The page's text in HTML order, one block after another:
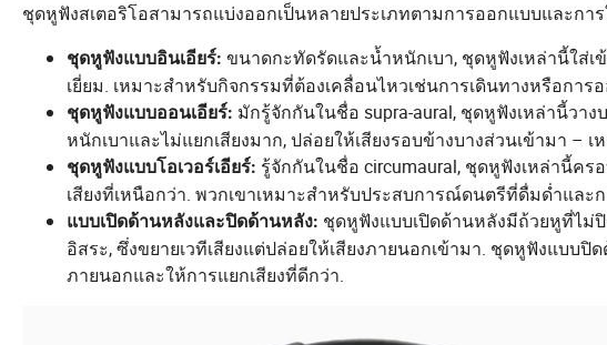
ชุดหูฟังสเตอริโอสามารถแบ่งออกเป็นหลายประเภทตามการออกแบบและกา
ชุดหูฟังแบบอินเอียร์: ขนาดกะทัดรัดและน้ำหนักเบา, ชุดหูฟังเหล่านี้ใส่เ
เยี่ยม. เหมาะสำหรับกิจกรรมที่ต้องเคลื่อนไหวเช่นการเดินทางหรือการ
ชุดหูฟังแบบออนเอียร์: มักรู้จักกันในชื่อ supra-aural, ชุดหูฟังเหล่านี้ว
หนักเบาและไม่แยกเสียงมาก, ปล่อยให้เสียงรอบข้างบางส่วนเข้ามา –
ชุดหูฟังแบบโอเวอร์เอียร์: รู้จักกันในชื่อ circumaural, ชุดหูฟังเหล่านี้ค
เสียงที่เหนือกว่า. พวกเขาเหมาะสำหรับประสบการณ์ดนตรีที่ดื่มด่ำและก
แบบเปิดด้านหลังและปิดด้านหลัง: ชุดหูฟังแบบเปิดด้านหลังมีถ้วยหูที่ไม่
อิสระ, ซึ่งขยายเวทีเสียงแต่ปล่อยให้เสียงภายนอกเข้ามา. ชุดหูฟังแบบ
ภายนอกและให้การแยกเสียงที่ดีกว่า.